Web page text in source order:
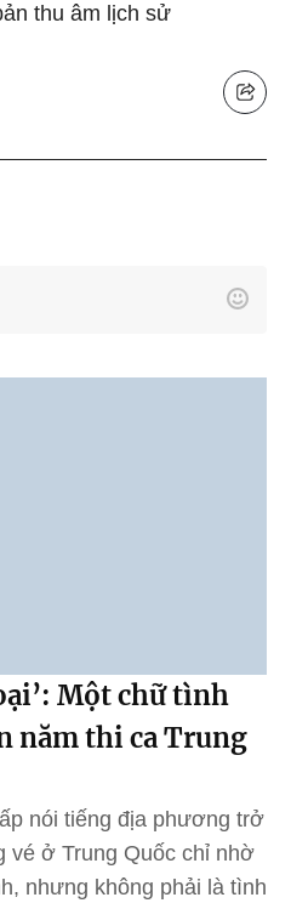
thu âm lịch sử
Một chữ tình
năm thi ca Trung
nói tiếng địa phương trở
vé ở Trung Quốc chỉ nhờ
nhưng không phải là tình